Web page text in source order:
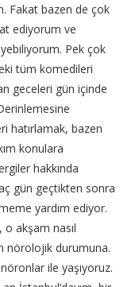
Fakat bazen de çok
ediyorum ve
Pek çok
tüm komedileri
geceleri gün içinde
hatırlamak, bazen
konulara
hakkında
gün geçtikten sonra
yardım ediyor.
akşam nasıl
nörolojik durumuna.
ile yaşıyoruz.